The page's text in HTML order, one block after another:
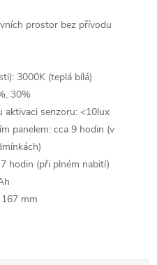
prostor bez přívodu
3000K (teplá bílá)
30%
senzoru: <10lux
panelem: cca 9 hodin (v
hodin (při plném nabití)
mm